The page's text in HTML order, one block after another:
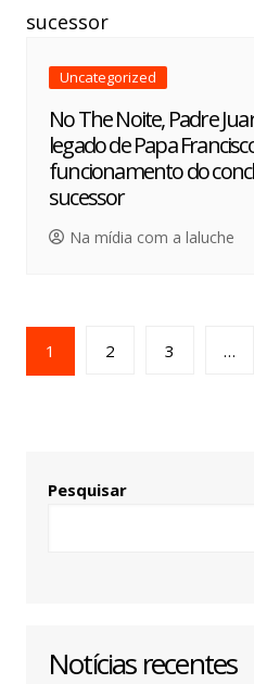
Uncategorized
No The Noite, Padre
legado de Papa
funcionamento do
sucessor
Na mídia com a laluche
1 2 3 …
Pesquisar
Notícias recentes